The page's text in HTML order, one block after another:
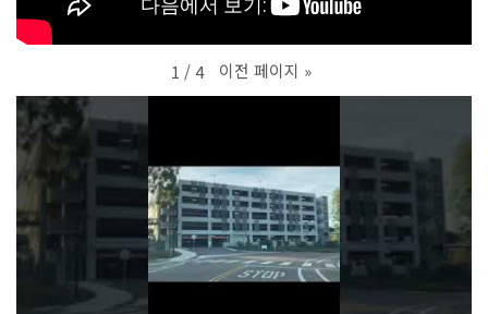
1 / 4 이전 페이지 »